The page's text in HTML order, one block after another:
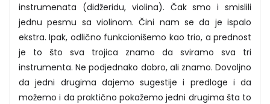
instrumenata (didžeridu, violina). Čak smo i smislili
jednu pesmu sa violinom. Čini nam se da je ispalo
ekstra. Ipak, odlično funkcionišemo kao trio, a prednost
je to što sva trojica znamo da sviramo sva tri
instrumenta. Ne podjednako dobro, ali znamo. Dovoljno
da jedni drugima dajemo sugestije i predloge i da
možemo i da praktično pokažemo jedni drugima šta to